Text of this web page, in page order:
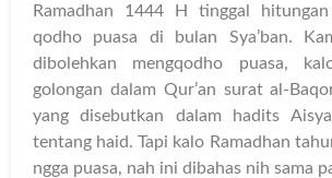
Ramadhan 1444 H tinggal
qodho puasa di bulan Sya’ban.
dibolehkan mengqodho puasa,
golongan dalam Qur’an surat al-
yang disebutkan dalam hadits
tentang haid. Tapi kalo Ramadhan
ngga puasa, nah ini dibahas nih sama